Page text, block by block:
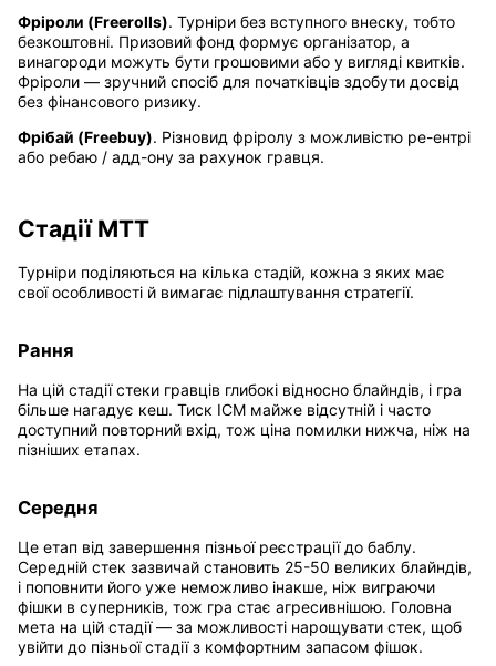
Фріроли (Freerolls). Турніри без вступного внеску, тобто
безкоштовні. Призовий фонд формує організатор, а
винагороди можуть бути грошовими або у вигляді квитків.
Фріроли — зручний спосіб для початківців здобути досвід
без фінансового ризику.
Фрібай (Freebuy). Різновид фріролу з можливістю ре-ентрі
або ребаю / адд-ону за рахунок гравця.
Стадії МТТ
Турніри поділяються на кілька стадій, кожна з яких має
свої особливості й вимагає підлаштування стратегії.
Рання
На цій стадії стеки гравців глибокі відносно блайндів, і гра
більше нагадує кеш. Тиск ICM майже відсутній і часто
доступний повторний вхід, тож ціна помилки нижча, ніж на
пізніших етапах.
Середня
Це етап від завершення пізньої реєстрації до баблу.
Середній стек зазвичай становить 25-50 великих блайндів,
і поповнити його уже неможливо інакше, ніж виграючи
фішки в суперників, тож гра стає агресивнішою. Головна
мета на цій стадії — за можливості нарощувати стек, щоб
увійти до пізньої стадії з комфортним запасом фішок.